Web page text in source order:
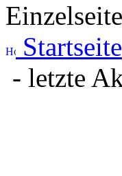
Startseite
- letzte